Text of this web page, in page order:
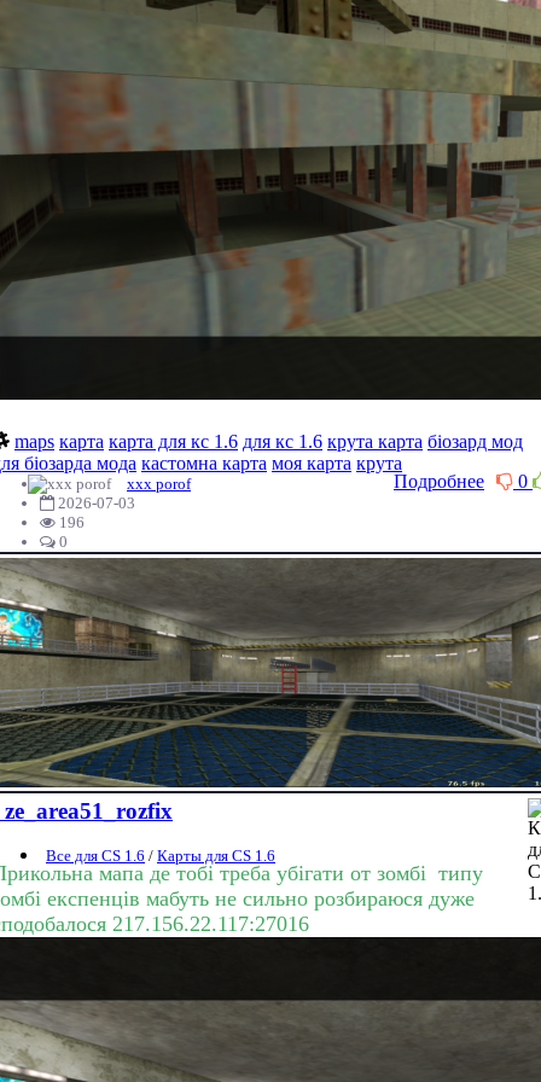
maps карта карта для кс 1.6 для кс 1.6 крута карта біозард мод
біозарда мода кастомна карта моя карта крута
0
Подробнее
xxx porof
2026-07-03
196
0
ze_area51_rozfix
Все для CS 1.6 / Карты для CS 1.6
мапа де тобі треба убігати от зомбі типу
експенців мабуть не сильно розбираюся дуже
217.156.22.117:27016